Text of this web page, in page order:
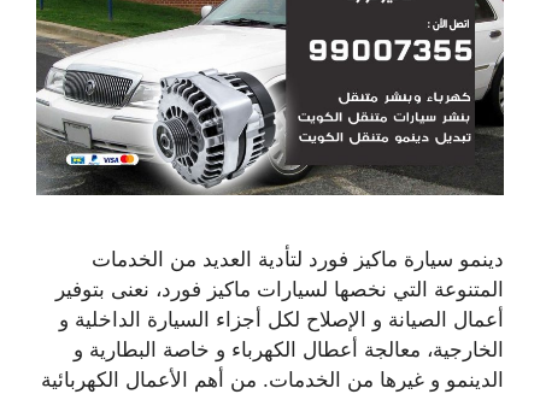
دينمو سيارة ماكيز فورد لتأدية العديد من الخدمات
المتنوعة التي نخصها لسيارات ماكيز فورد، نعنى بتوفير
أعمال الصيانة و الإصلاح لكل أجزاء السيارة الداخلية و
الخارجية، معالجة أعطال الكهرباء و خاصة البطارية و
الدينمو و غيرها من الخدمات. من أهم الأعمال الكهربائية